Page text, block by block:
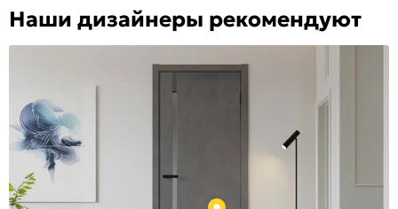
Наши дизайнеры рекомендуют